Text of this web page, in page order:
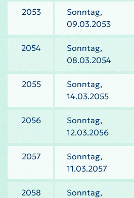
2053
Sonntag,
09.03.2053
2054
Sonntag,
08.03.2054
2055
Sonntag,
14.03.2055
2056
Sonntag,
12.03.2056
2057
Sonntag,
11.03.2057
2058
Sonntag,